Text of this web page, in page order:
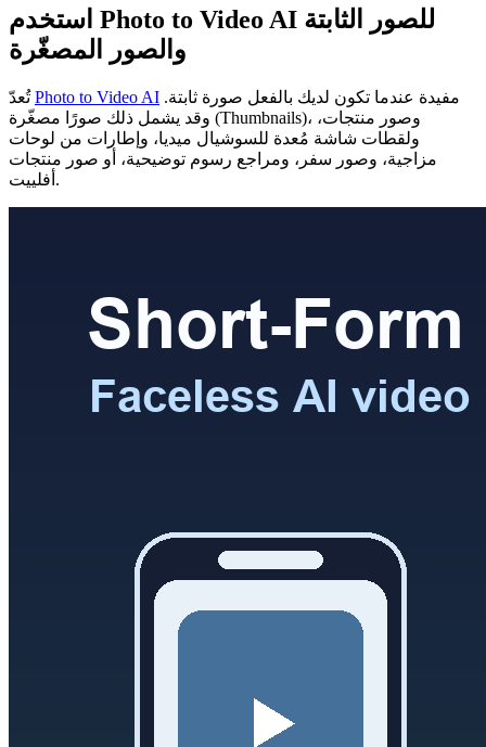
استخدم Photo to Video AI للصور الثابتة
والصور المصغّرة
تُعدّPhoto to Video AI
وقد يشمل ذلك صورًا مصغّرة (Thumbnails)، وصور منتجات،
ولقطات شاشة مُعدة للسوشيال ميديا، وإطارات من لوحات
مزاجية، وصور سفر، ومراجع رسوم توضيحية، أو صور منتجات
أفلييت.